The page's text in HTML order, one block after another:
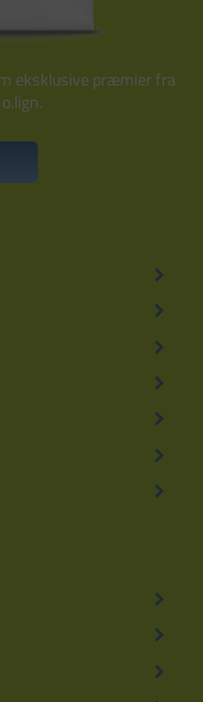
eksklusive præmier fra